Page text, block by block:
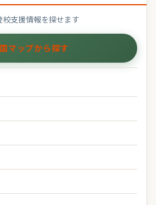
支援情報を探せます
マップから探す